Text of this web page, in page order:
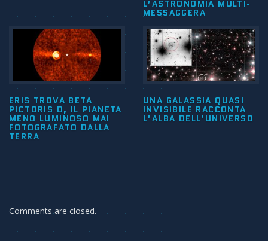
L’ASTRONOMIA MULTI-
MESSAGGERA
ERIS TROVA BETA
PICTORIS D, IL PIANETA
MENO LUMINOSO MAI
FOTOGRAFATO DALLA
TERRA
UNA GALASSIA QUASI
INVISIBILE RACCONTA
L’ALBA DELL’UNIVERSO
Comments are closed.